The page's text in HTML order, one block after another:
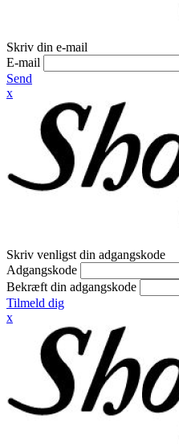
Skriv din e-mail
E-mail
Send
x
Skriv venligst din adgangskode
Adgangskode
Bekræft din adgangskode
Tilmeld dig
x